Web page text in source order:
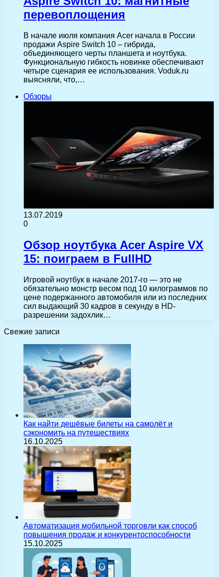
перевоплощения
В начале июля компания Acer начала в России
продажи Aspire Switch 10 – гибрида,
объединяющего черты планшета и ноутбука.
Функциональную гибкость новинке обеспечивают
четыре сценария ее использования. Voduk.ru
выясняли, что,…
Обзоры
13.07.2019
0
Обзор ноутбука Acer Aspire VX
15: поиграем в FullHD
Игровой ноутбук в начале 2017-го — это не
обязательно монстр весом под 10 килограммов по
цене подержанного автомобиля или из последних
сил выдающий 30 кадров в секунду в HD-
разрешении задохлик…
Свежие записи
Как найти дешёвые билеты на самолёт и
сэкономить на путешествиях
16.10.2025
Автоматизация мобильной торговли как способ
повышения продаж и конкурентоспособности
15.10.2025